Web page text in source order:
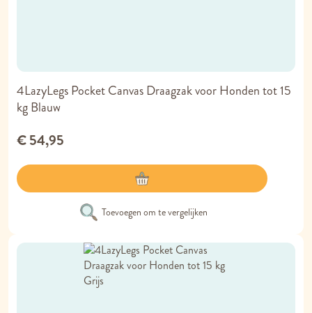
4LazyLegs Pocket Canvas Draagzak voor Honden tot 15
kg Blauw
€ 54,95
Toevoegen om te vergelijken